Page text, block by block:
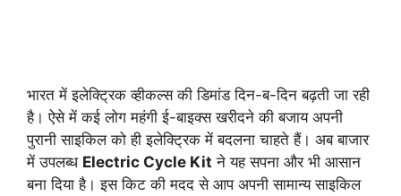
भारत में इलेक्ट्रिक व्हीकल्स की डिमांड दिन-ब-दिन बढ़ती जा रही
है। ऐसे में कई लोग महंगी ई-बाइक्स खरीदने की बजाय अपनी
पुरानी साइकिल को ही इलेक्ट्रिक में बदलना चाहते हैं। अब बाजार
में उपलब्ध Electric Cycle Kit ने यह सपना और भी आसान
बना दिया है। इस किट की मदद से आप अपनी सामान्य साइकिल